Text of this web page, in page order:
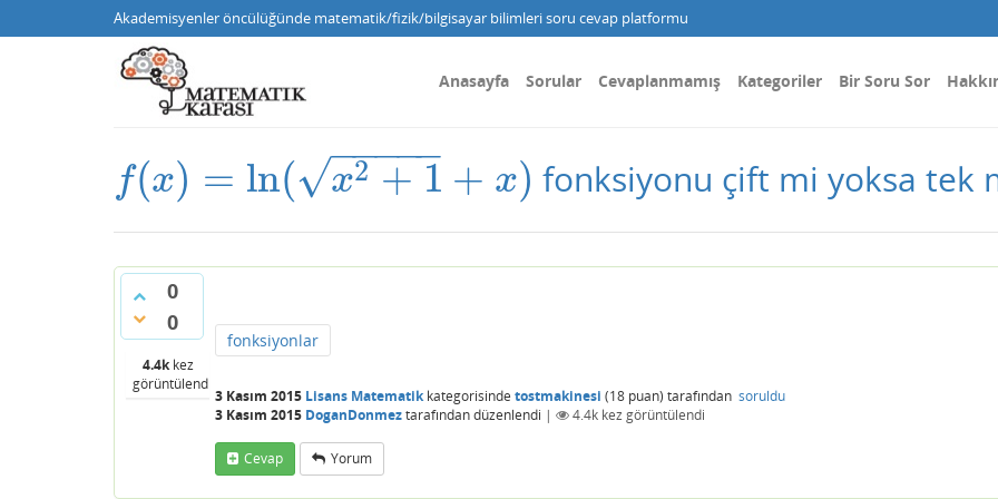
Akademisyenler öncülüğünde matematik/fizik/bilgisayar bilimleri soru cevap platformu
Anasayfa Sorular Cevaplanmamış Kategoriler Bir Soru Sor
f(x) = ln( x2 + 1
− −
−−−
√ + x)
f(x)=ln(x 2+1+x) fonksiyonu çift mi yoksa tek
0
0
4.4kkez
görüntülendi
fonksiyonlar
3 Kasım 2015 Lisans Matematikkategorisinde tostmakinesi (18 puan) tarafından soruldu
3 Kasım 2015 DoganDonmeztarafındandüzenlendi | 4.4k kez görüntülendi
Cevap Yorum